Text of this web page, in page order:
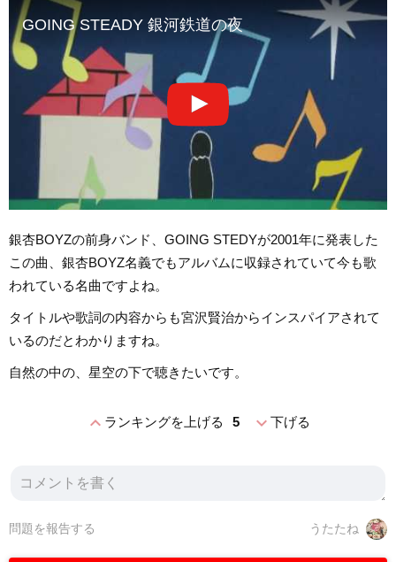
GOING STEADY 銀河鉄道の夜
銀杏BOYZの前身バンド、GOING STEDYが2001年に発表した
この曲、銀杏BOYZ名義でもアルバムに収録されていて今も歌
われている名曲ですよね。
タイトルや歌詞の内容からも宮沢賢治からインスパイアされて
いるのだとわかりますね。
自然の中の、星空の下で聴きたいです。
expand_lessランキングを上げる 5 expand_more下げる
うたたね
問題を報告する